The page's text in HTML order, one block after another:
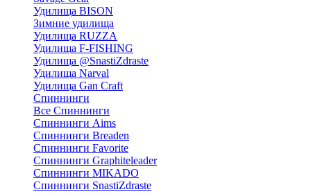
Удилища BISON
Зимние удилища
Удилища RUZZA
Удилища F-FISHING
Удилища @SnastiZdraste
Удилища Narval
Удилища Gan Craft
Спиннинги
Все Спиннинги
Спиннинги Aims
Спиннинги Breaden
Спиннинги Favorite
Спиннинги Graphiteleader
Спиннинги MIKADO
Спиннинги SnastiZdraste